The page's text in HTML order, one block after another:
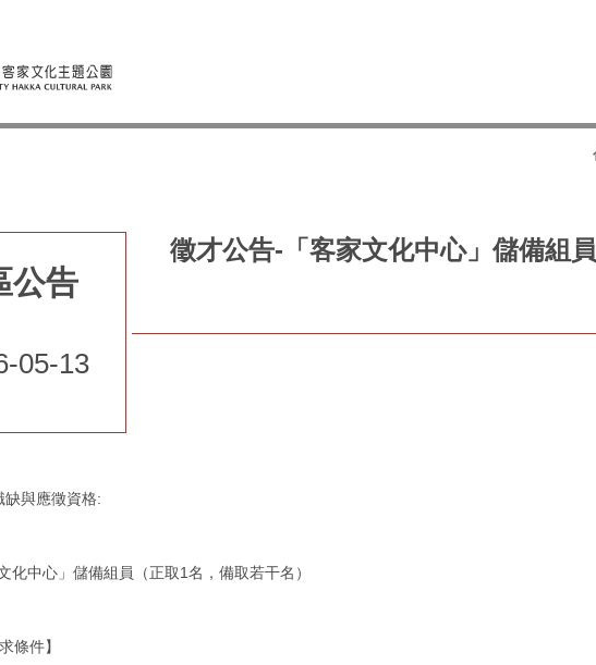
公告
05-13
徵才公告-「客家文化中心」儲備組員
缺與應徵資格:
化中心」儲備組員（正取1名，備取若干名）
條件】